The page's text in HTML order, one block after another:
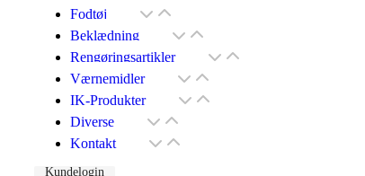
Fodtøj
Beklædning
Rengøringsartikler
Værnemidler
IK-Produkter
Diverse
Kontakt
Kundelogin